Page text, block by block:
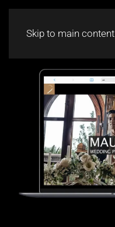
Skip to main content